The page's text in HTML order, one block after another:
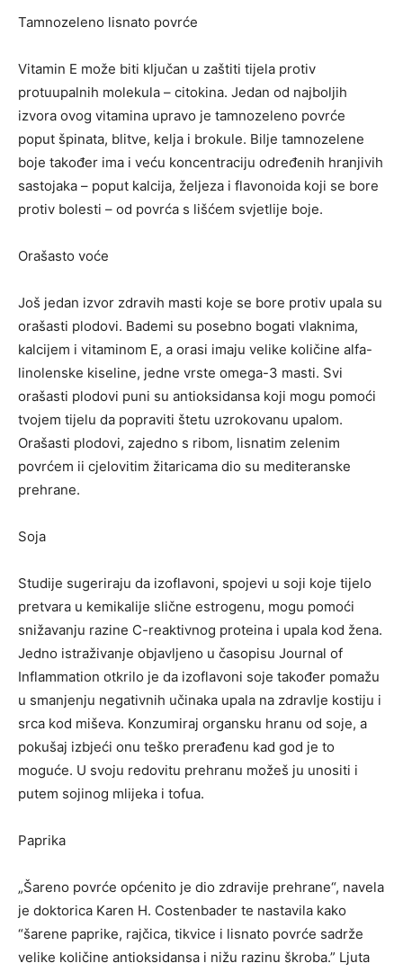
Tamnozeleno lisnato povrće
Vitamin E može biti ključan u zaštiti tijela protiv
protuupalnih molekula – citokina. Jedan od najboljih
izvora ovog vitamina upravo je tamnozeleno povrće
poput špinata, blitve, kelja i brokule. Bilje tamnozelene
boje također ima i veću koncentraciju određenih hranjivih
sastojaka – poput kalcija, željeza i flavonoida koji se bore
protiv bolesti – od povrća s lišćem svjetlije boje.
Orašasto voće
Još jedan izvor zdravih masti koje se bore protiv upala su
orašasti plodovi. Bademi su posebno bogati vlaknima,
kalcijem i vitaminom E, a orasi imaju velike količine alfa-
linolenske kiseline, jedne vrste omega-3 masti. Svi
orašasti plodovi puni su antioksidansa koji mogu pomoći
tvojem tijelu da popraviti štetu uzrokovanu upalom.
Orašasti plodovi, zajedno s ribom, lisnatim zelenim
povrćem ii cjelovitim žitaricama dio su mediteranske
prehrane.
Soja
Studije sugeriraju da izoflavoni, spojevi u soji koje tijelo
pretvara u kemikalije slične estrogenu, mogu pomoći
snižavanju razine C-reaktivnog proteina i upala kod žena.
Jedno istraživanje objavljeno u časopisu Journal of
Inflammation otkrilo je da izoflavoni soje također pomažu
u smanjenju negativnih učinaka upala na zdravlje kostiju i
srca kod miševa. Konzumiraj organsku hranu od soje, a
pokušaj izbjeći onu teško prerađenu kad god je to
moguće. U svoju redovitu prehranu možeš ju unositi i
putem sojinog mlijeka i tofua.
Paprika
„Šareno povrće općenito je dio zdravije prehrane“, navela
je doktorica Karen H. Costenbader te nastavila kako
“šarene paprike, rajčica, tikvice i lisnato povrće sadrže
velike količine antioksidansa i nižu razinu škroba.” Ljuta